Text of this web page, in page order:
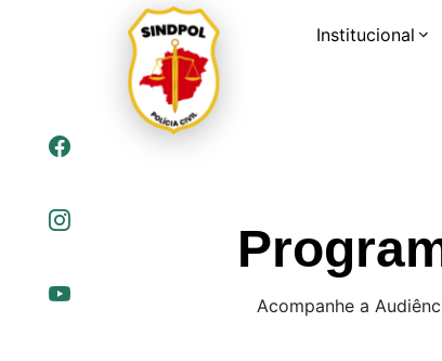
Institucional
Acompanhe a